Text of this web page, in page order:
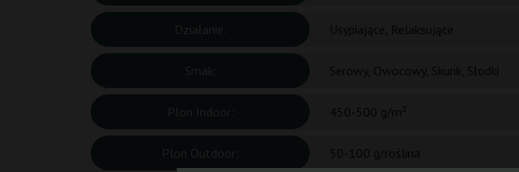
Działanie:
Smak:
Plon Indoor:
Plon Outdoor: